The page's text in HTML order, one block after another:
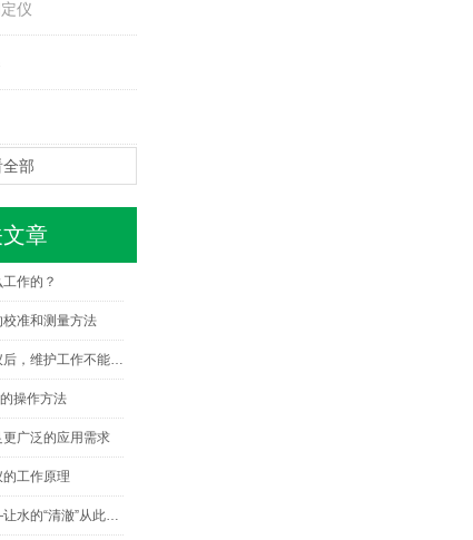
仪
部
章
作的？
准和测量方法
使用华丰水分测定仪后，维护工作不能忘！
操作方法
广泛的应用需求
工作原理
上海雷磁浊度仪——让水的“清澈”从此有章可循